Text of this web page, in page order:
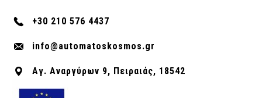
+30 210 576 4437
info@automatoskosmos.gr
Αγ. Αναργύρων 9, Πειραιάς, 18542